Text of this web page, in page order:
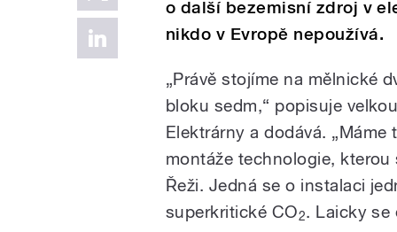
o další bezemisní zdroj v
nikdo v Evropě nepoužívá.
„Právě stojíme na mělnické
bloku sedm,“ popisuje
Elektrárny a dodává.
montáže technologie,
Řeži. Jedná se o instalaci
superkritické CO2. Laicky se